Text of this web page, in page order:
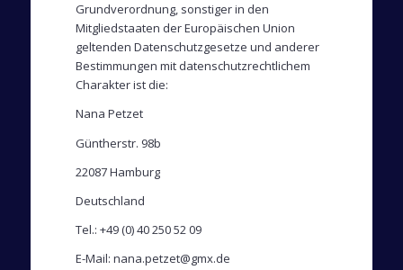
Grundverordnung, sonstiger in den
Mitgliedstaaten der Europäischen Union
geltenden Datenschutzgesetze und anderer
Bestimmungen mit datenschutzrechtlichem
Charakter ist die:
Nana Petzet
Güntherstr. 98b
22087 Hamburg
Deutschland
Tel.: +49 (0) 40 250 52 09
E-Mail: nana.petzet@gmx.de